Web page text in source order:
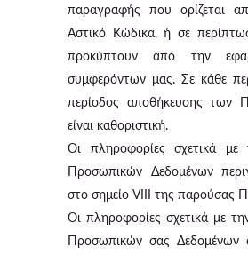
παραγραφής που ορίζεται
Αστικό Κώδικα, ή σε
προκύπτουν από την
συμφερόντων μας. Σε κάθε
περίοδος αποθήκευσης των
είναι καθοριστική.
Οι πληροφορίες σχετικά
Προσωπικών Δεδομένων
στο σημείο VIII της παρούσας
Οι πληροφορίες σχετικά με
Προσωπικών σας Δεδομένων